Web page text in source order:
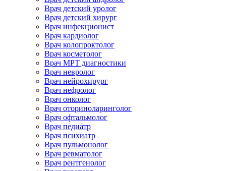
Врач детский уролог
Врач детский хирург
Врач инфекционист
Врач кардиолог
Врач колопроктолог
Врач косметолог
Врач МРТ диагностики
Врач невролог
Врач нейрохирург
Врач нефролог
Врач онколог
Врач оториноларинголог
Врач офтальмолог
Врач педиатр
Врач психиатр
Врач пульмонолог
Врач ревматолог
Врач рентгенолог